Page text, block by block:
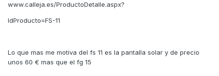
www.calleja.es/ProductoDetalle.aspx?
IdProducto=FS-11
Lo que mas me motiva del fs 11 es la pantalla solar y de precio
unos 60 € mas que el fg 15